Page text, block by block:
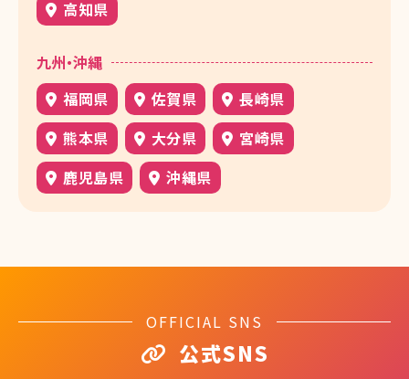
高知県
九州・沖縄
福岡県
佐賀県
長崎県
熊本県
大分県
宮崎県
鹿児島県
沖縄県
OFFICIAL SNS
公式SNS